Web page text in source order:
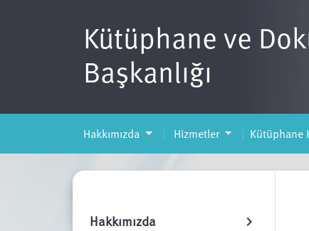
Kütüphane ve
Başkanlığı
Hakkımızda Hizmetler Kütüphane
Hakkımızda chevron_right